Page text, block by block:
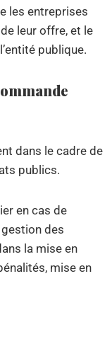
les entreprises
leur offre, et le
publique.
dans le cadre de
publics.
en cas de
des
la mise en
mise en